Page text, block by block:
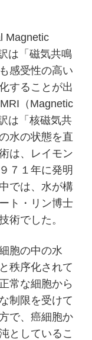
Magnetic
は「磁気共鳴
感受性の高い
することが出
（Magnetic
は「核磁気共
水の状態を直
は、レイモン
７１年に発明
では、水が構
ト・リン博士
術でした。
胞の中の水
秩序化されて
常な細胞から
制限を受けて
で、癌細胞か
としているこ